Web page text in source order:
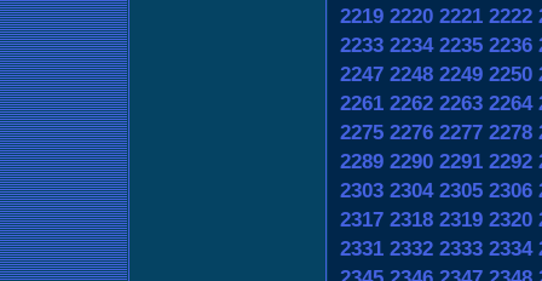
2219 2220 2221 2222
2233 2234 2235 2236
2247 2248 2249 2250
2261 2262 2263 2264
2275 2276 2277 2278
2289 2290 2291 2292
2303 2304 2305 2306
2317 2318 2319 2320
2331 2332 2333 2334